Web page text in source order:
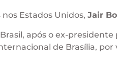
Estados Unidos, Jair
após o ex-presidente
de Brasília,